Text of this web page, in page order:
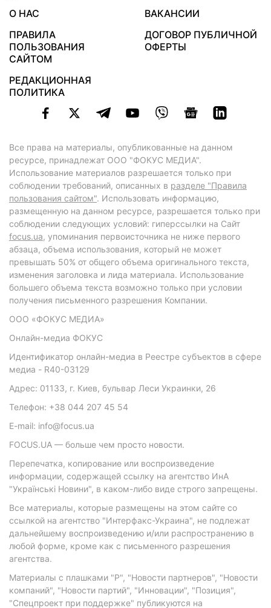
О НАС
ВАКАНСИИ
ПРАВИЛА
ПОЛЬЗОВАНИЯ
САЙТОМ
ДОГОВОР ПУБЛИЧНОЙ
ОФЕРТЫ
РЕДАКЦИОННАЯ
ПОЛИТИКА
Все права на материалы, опубликованные на данном
ресурсе, принадлежат ООО "ФОКУС МЕДИА".
Использование материалов разрешается только при
соблюдении требований, описанных в разделе "Правила
пользования сайтом". Использовать информацию,
размещенную на данном ресурсе, разрешается только при
соблюдении следующих условий: гиперссылки на Сайт
focus.ua, упоминания первоисточника не ниже первого
абзаца, объема использования, который не может
превышать 50% от общего объема оригинального текста,
изменения заголовка и лида материала. Использование
большего объема текста возможно только при условии
получения письменного разрешения Компании.
ООО «ФОКУС МЕДИА»
Онлайн-медиа ФОКУС
Идентификатор онлайн-медиа в Реестре субъектов в сфере
медиа - R40-03129
Адрес: 01133, г. Киев, бульвар Леси Украинки, 26
Телефон: +38 044 207 45 54
E-mail: info@focus.ua
FOCUS.UA — больше чем просто новости.
Перепечатка, копирование или воспроизведение
информации, содержащей ссылку на агентство ИнА
"Українські Новини", в каком-либо виде строго запрещены.
Все материалы, которые размещены на этом сайте со
ссылкой на агентство "Интерфакс-Украина", не подлежат
дальнейшему воспроизведению и/или распространению в
любой форме, кроме как с письменного разрешения
агентства.
Материалы с плашками "Р", "Новости партнеров", "Новости
компаний", "Новости партий", "Инновации", "Позиция",
"Спецпроект при поддержке" публикуются на